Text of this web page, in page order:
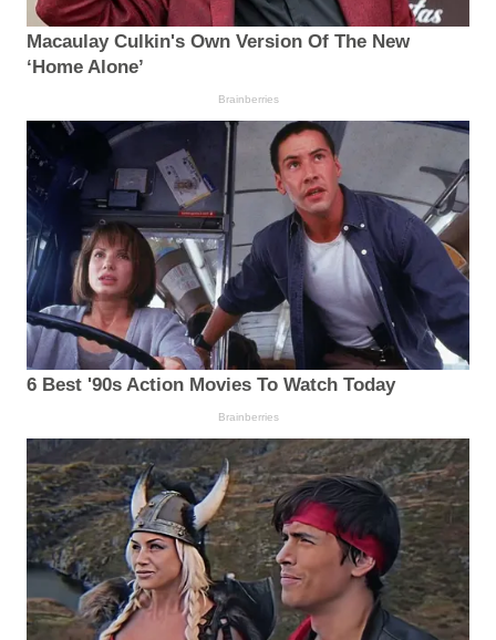
Macaulay Culkin's Own Version Of The New
‘Home Alone’
Brainberries
6 Best '90s Action Movies To Watch Today
Brainberries